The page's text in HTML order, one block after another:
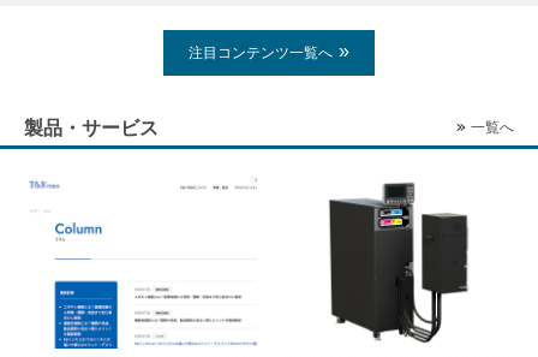
注目コンテンツ一覧へ
製品・サービス 一覧へ